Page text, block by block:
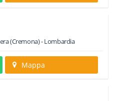
(Cremona) -Lombardia
Mappa